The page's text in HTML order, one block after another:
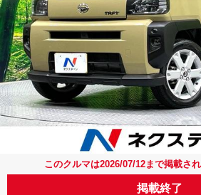
このクルマは2026/07/12まで掲載さ
掲載終了